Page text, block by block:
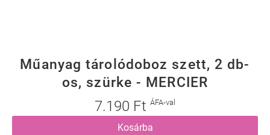
Műanyag tárolódoboz szett, 2 db-
os, szürke - MERCIER
7.190 Ft ÁFA-val
Kosárba